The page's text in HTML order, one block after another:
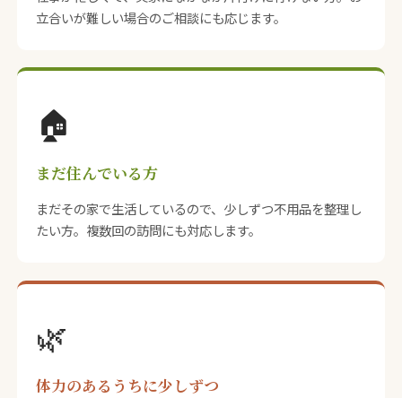
立合いが難しい場合のご相談にも応じます。
🏠
まだ住んでいる方
まだその家で生活しているので、少しずつ不用品を整理し
たい方。複数回の訪問にも対応します。
🌿
体力のあるうちに少しずつ